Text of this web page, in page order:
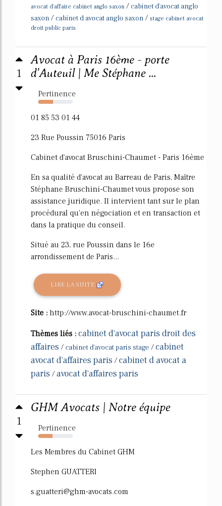
avocat d'affaire cabinet anglo saxon / cabinet d'avocat anglo
saxon / cabinet d avocat anglo saxon / stage cabinet avocat
droit public paris
1
Avocat à Paris 16ème - porte
d'Auteuil | Me Stéphane ...
Pertinence
43%
01 85 53 01 44
23 Rue Poussin 75016 Paris
Cabinet d'avocat Bruschini-Chaumet - Paris 16ème
En sa qualité d'avocat au Barreau de Paris, Maître
Stéphane Bruschini-Chaumet vous propose son
assistance juridique. Il intervient tant sur le plan
procédural qu'en négociation et en transaction et
dans la pratique du conseil.
Situé au 23, rue Poussin dans le 16e
arrondissement de Paris...
LIRE LA SUITE
Site : http://www.avocat-bruschini-chaumet.fr
Thèmes liés : cabinet d'avocat paris droit des
affaires / cabinet d'avocat paris stage /cabinet
avocat d'affaires paris /cabinet d avocat a
paris /avocat d'affaires paris
1
GHM Avocats | Notre équipe
Pertinence
42%
Les Membres du Cabinet GHM
Stephen GUATTERI
s.guatteri@ghm-avocats.com